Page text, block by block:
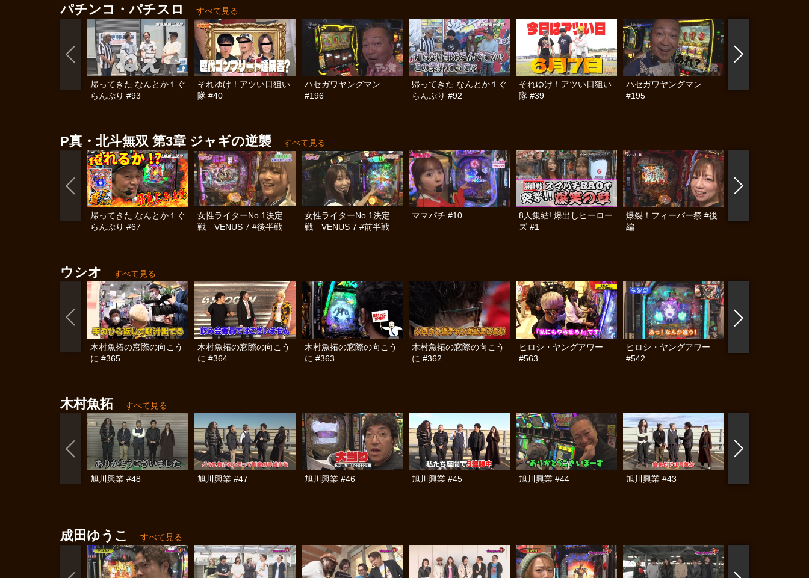
パチンコ・パチスロ すべて見る
帰ってきた なんとか１ぐ
らんぷり #93
それゆけ！アツい日狙い
隊 #40
ハセガワヤングマン
#196
帰ってきた なんとか１ぐ
らんぷり #92
それゆけ！アツい日狙い
隊 #39
ハセガワヤングマン
#195
P真・北斗無双 第3章 ジャギの逆襲 すべて見る
帰ってきた なんとか１ぐ
らんぷり #67
女性ライターNo.1決定
戦 VENUS 7 #後半戦
女性ライターNo.1決定
戦 VENUS 7 #前半戦
ママパチ #10
8人集結! 爆出しヒーロー
ズ #1
爆裂！フィーバー祭 #後
編
ウシオ すべて見る
木村魚拓の窓際の向こう
に #365
木村魚拓の窓際の向こう
に #364
木村魚拓の窓際の向こう
に #363
木村魚拓の窓際の向こう
に #362
ヒロシ・ヤングアワー
#563
ヒロシ・ヤングアワー
#542
木村魚拓 すべて見る
旭川興業 #48 旭川興業 #47 旭川興業 #46 旭川興業 #45 旭川興業 #44 旭川興業 #43
成田ゆうこ すべて見る